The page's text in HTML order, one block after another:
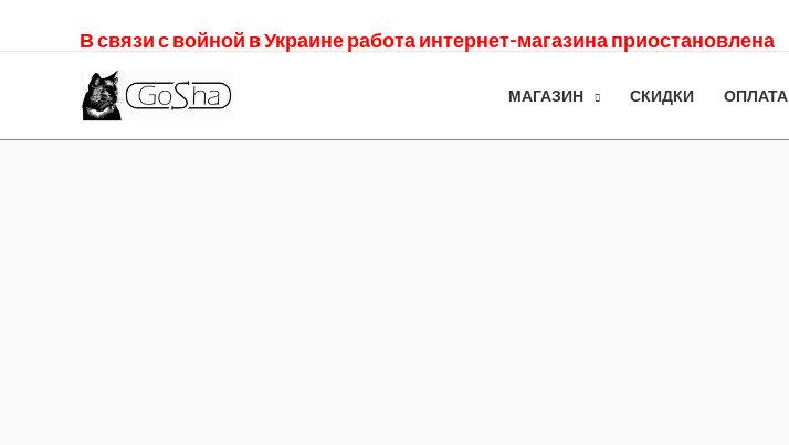
В связи с войной в Украине работа интернет-магазина приостановлена
МАГАЗИН СКИДКИ ОПЛАТА